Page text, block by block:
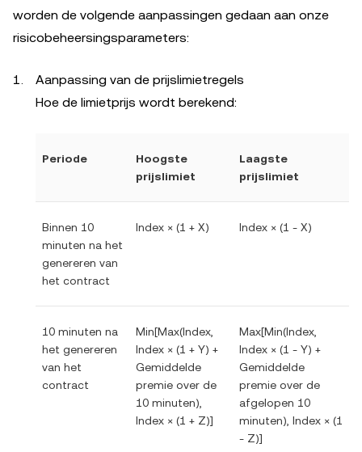
worden de volgende aanpassingen gedaan aan onze
risicobeheersingsparameters:
Aanpassing van de prijslimietregels
Hoe de limietprijs wordt berekend:
Periode
Hoogste
prijslimiet
Laagste
prijslimiet
Binnen 10
minuten na het
genereren van
het contract
Index × (1 + X) Index × (1 - X)
10 minuten na
het genereren
van het
contract
Min[Max(Index,
Index × (1 + Y) +
Gemiddelde
premie over de
10 minuten),
Index × (1 + Z)]
Max[Min(Index,
Index × (1 - Y) +
Gemiddelde
premie over de
afgelopen 10
minuten), Index × (1
- Z)]